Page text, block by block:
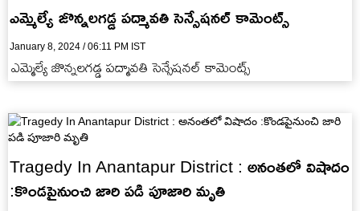
ఎమ్మెల్యే జొన్నలగడ్డ పద్మావతి సెన్సేషనల్ కామెంట్స్
January 8, 2024 / 06:11 PM IST
ఎమ్మెల్యే జొన్నలగడ్డ పద్మావతి సెన్సేషనల్ కామెంట్స్
Tragedy In Anantapur District : అనంతలో విషాదం
:కొండపైనుంచి జారి పడి పూజారి మృతి